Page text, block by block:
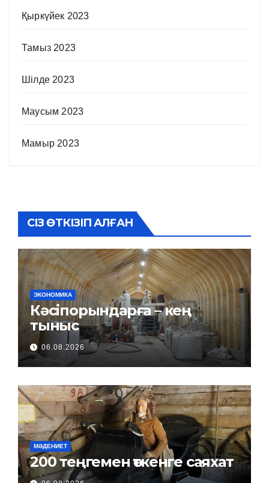
Қыркүйек 2023
Тамыз 2023
Шілде 2023
Маусым 2023
Мамыр 2023
СІЗ ӨТКІЗІП АЛҒАН
ЭКОНОМИКА
Кәсіпорындарға – кең
тыныс
06.08.2026
МӘДЕНИЕТ
200 теңгемен өткенге саяхат